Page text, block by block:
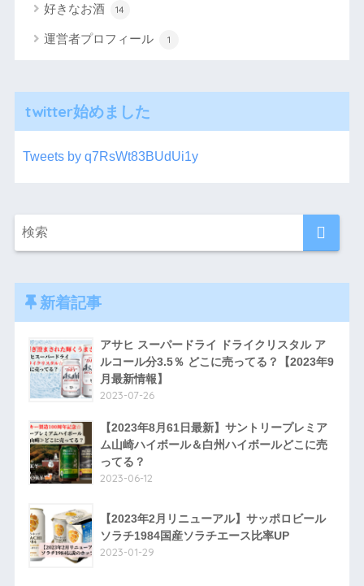
好きなお酒 14
運営者プロフィール 1
twitter始めました
Tweets by q7RsWt83BUdUi1y
新着記事
アサヒ スーパードライ ドライクリスタル ア
ルコール分3.5％ どこに売ってる？【2023年9
月最新情報】
2023-07-26
【2023年8月61日最新】サントリープレミア
ム山崎ハイボール＆白州ハイボールどこに売
ってる？
2023-06-12
【2023年2月リニューアル】サッポロビール
ソラチ1984国産ソラチエース比率UP
2023-01-29